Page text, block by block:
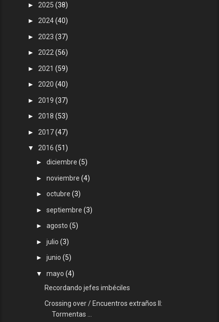
► 2025(38)
► 2024(40)
► 2023(37)
► 2022(56)
► 2021(59)
► 2020(40)
► 2019(37)
► 2018(53)
► 2017(47)
▼ 2016(51)
►diciembre(5)
►noviembre(4)
►octubre(3)
►septiembre(3)
►agosto(5)
►julio(3)
►junio(5)
▼mayo(4)
Recordando jefes imbéciles
Crossing over / Encuentros extraños II:
Tormentas ...